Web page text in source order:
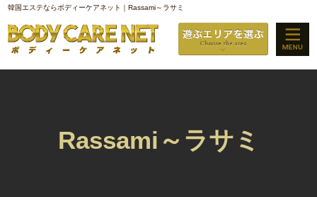
韓国エステならボディーケアネット｜Rassami～ラサミ
Rassami～ラサミ